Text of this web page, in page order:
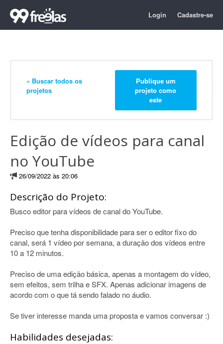
Login Cadastre-se
« Buscar todos os
projetos
Publique um
projeto como
este
Edição de vídeos para canal
no YouTube
26/09/2022 às 20:06
Descrição do Projeto:
Busco editor para vídeos de canal do YouTube.
Preciso que tenha disponibilidade para ser o editor fixo do
canal, será 1 vídeo por semana, a duração dos vídeos entre
10 a 12 minutos.
Preciso de uma edição básica, apenas a montagem do vídeo,
sem efeitos, sem trilha e SFX. Apenas adicionar imagens de
acordo com o que tá sendo falado no áudio.
Se tiver interesse manda uma proposta e vamos conversar :)
Habilidades desejadas: